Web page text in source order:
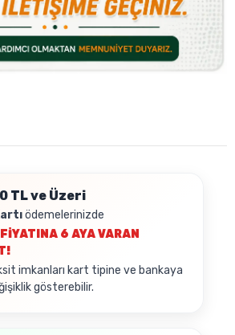
TL ve Üzeri
ödemelerinizde
FİYATINA 6 AYA VARAN
imkanları kart tipine ve bankaya
gösterebilir.